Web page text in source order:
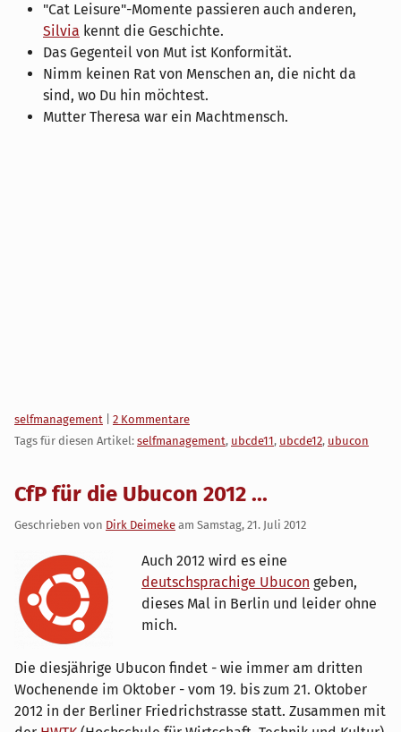
"Cat Leisure"-Momente passieren auch anderen,
Silvia kennt die Geschichte.
Das Gegenteil von Mut ist Konformität.
Nimm keinen Rat von Menschen an, die nicht da
sind, wo Du hin möchtest.
Mutter Theresa war ein Machtmensch.
Kategorien:
selfmanagement
2 Kommentare
Tags für diesen Artikel: selfmanagement, ubcde11, ubcde12, ubucon
CfP für die Ubucon 2012 ...
Geschrieben von Dirk Deimeke am Samstag, 21. Juli 2012
Auch 2012 wird es eine
deutschsprachige Ubucon geben,
dieses Mal in Berlin und leider ohne
mich.
Die diesjährige Ubucon findet - wie immer am dritten
Wochenende im Oktober - vom 19. bis zum 21. Oktober
2012 in der Berliner Friedrichstrasse statt. Zusammen mit